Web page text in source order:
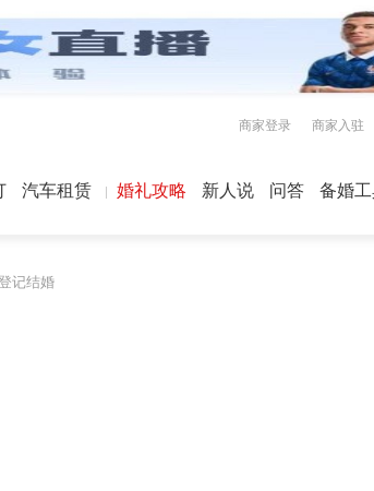
商家登录 商家入驻
汽车租赁 婚礼攻略 新人说 问答 备婚
记结婚